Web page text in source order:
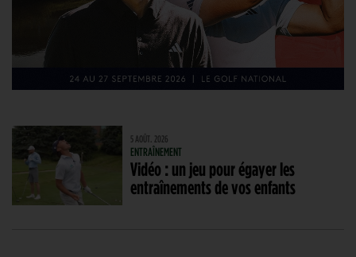
5 AOÛT. 2026
ENTRAÎNEMENT
Vidéo : un jeu pour égayer les
entraînements de vos enfants